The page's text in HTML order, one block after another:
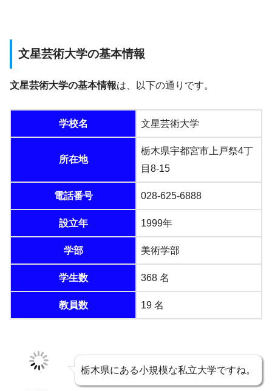
文星芸術大学の基本情報
文星芸術大学の基本情報は、以下の通りです。
学校名 文星芸術大学
所在地
栃木県宇都宮市上戸祭4丁
目8-15
電話番号 028-625-6888
設立年 1999年
学部 美術学部
学生数 368 名
教員数 19 名
栃木県にある小規模な私立大学ですね。